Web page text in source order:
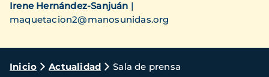
Irene Hernández-Sanjuán |
maquetacion2@manosunidas.org
Ruta
Inicio Actualidad Sala de prensa